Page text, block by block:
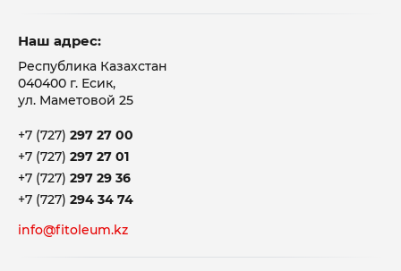
Наш адрес:
Республика Казахстан
040400 г. Есик,
ул. Маметовой 25
+7 (727) 297 27 00
+7 (727) 297 27 01
+7 (727) 297 29 36
+7 (727) 294 34 74
info@fitoleum.kz